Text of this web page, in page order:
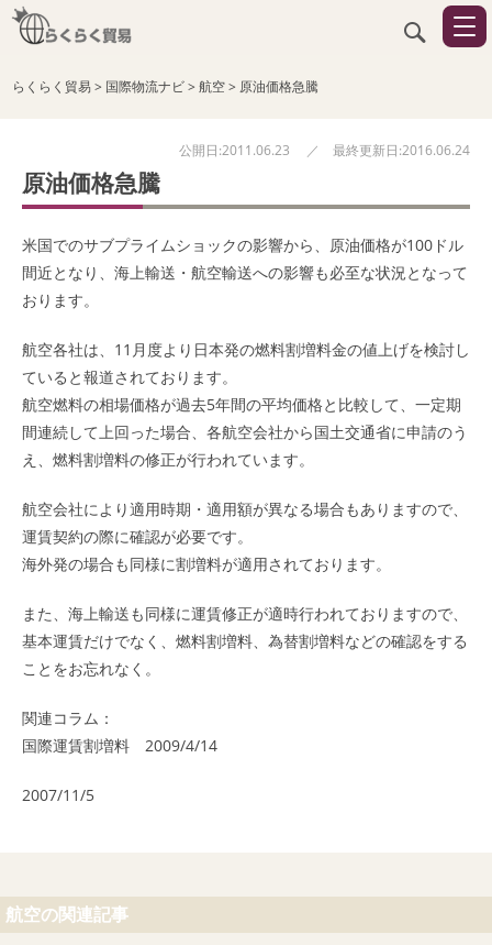
らくらく貿易> 国際物流ナビ>航空> 原油価格急騰
公開日:2011.06.23 ／ 最終更新日:2016.06.24
原油価格急騰
米国でのサブプライムショックの影響から、原油価格が100ドル
間近となり、海上輸送・航空輸送への影響も必至な状況となって
おります。
航空各社は、11月度より日本発の燃料割増料金の値上げを検討し
ていると報道されております。
航空燃料の相場価格が過去5年間の平均価格と比較して、一定期
間連続して上回った場合、各航空会社から国土交通省に申請のう
え、 燃料割増料の修正が行われています。
航空会社により適用時期・適用額が異なる場合もありますので、
運賃契約の際に確認が必要です。
海外発の場合も同様に割増料が適用されております。
また、海上輸送も同様に運賃修正が適時行われておりますので、
基本運賃だけでなく、 燃料割増料、為替割増料などの確認をする
ことをお忘れなく。
関連コラム：
国際運賃割増料 2009/4/14
2007/11/5
航空の関連記事